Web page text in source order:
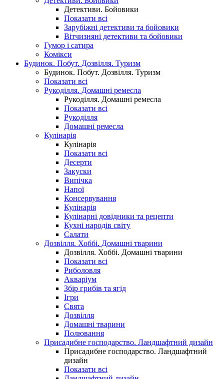
Детективи. Бойовики
Показати всі
Зарубіжні детективи та бойовики
Вітчизняні детективи та бойовики
Гумор і сатира
Комікси
Будинок. Побут. Дозвілля. Туризм
Будинок. Побут. Дозвілля. Туризм
Показати всі
Рукоділля. Домашні ремесла
Рукоділля. Домашні ремесла
Показати всі
Рукоділля
Домашні ремесла
Кулінарія
Кулінарія
Показати всі
Десерти
Закуски
Випічка
Напої
Консервування
Кулінарія
Кулінарні довідники та рецепти
Кухні народів світу
Салати
Дозвілля. Хоббі. Домашні тварини
Дозвілля. Хоббі. Домашні тварини
Показати всі
Риболовля
Акваріум
Збір грибів та ягід
Ігри
Свята
Дозвілля
Домашні тварини
Полювання
Присадибне господарство. Ландшафтний дизайн
Присадибне господарство. Ландшафтний
дизайн
Показати всі